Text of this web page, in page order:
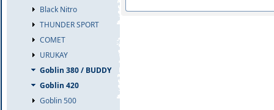
Black Nitro
THUNDER SPORT
COMET
URUKAY
Goblin 380 / BUDDY
Goblin 420
Goblin 500